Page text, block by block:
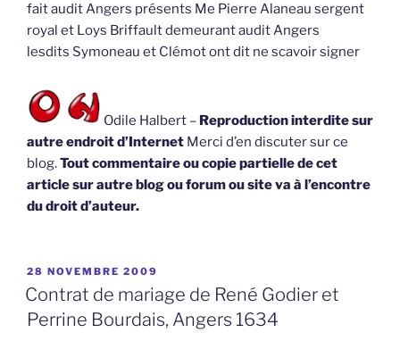
fait audit Angers présents Me Pierre Alaneau sergent
royal et Loys Briffault demeurant audit Angers
lesdits Symoneau et Clémot ont dit ne scavoir signer
Odile Halbert – Reproduction interdite sur
autre endroit d’Internet Merci d’en discuter sur ce
blog.Tout commentaire ou copie partielle de cet
article sur autre blog ou forum ou site va à l’encontre
du droit d’auteur.
PUBLIÉ
LE
28 NOVEMBRE 2009
Contrat de mariage de René Godier et
Perrine Bourdais, Angers 1634